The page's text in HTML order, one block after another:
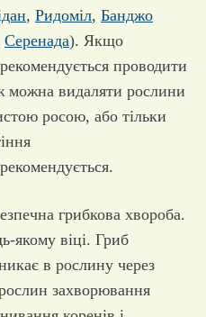
, Ридоміл, Банджо
Серенада). Якщо
проводити
можна видаляти рослини
росою, або тільки
грибкова хвороба.
якому віці. Гриб
в рослину через
захворювання